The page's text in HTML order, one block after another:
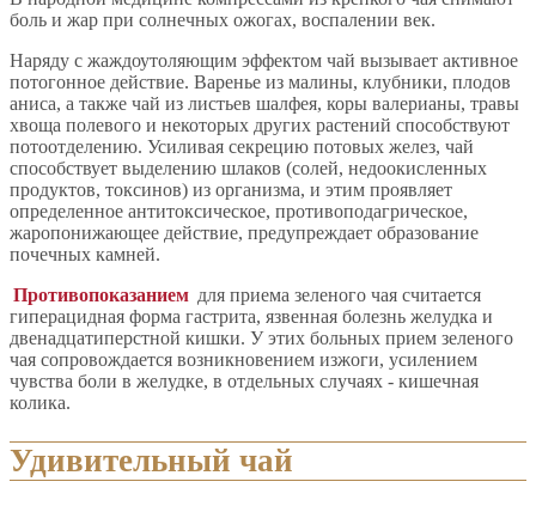
боль и жар при солнечных ожогах, воспалении век.
Наряду с жаждоутоляющим эффектом чай вызывает активное
потогонное действие. Варенье из малины, клубники, плодов
аниса, а также чай из листьев шалфея, коры валерианы, травы
хвоща полевого и некоторых других растений способствуют
потоотделению. Усиливая секрецию потовых желез, чай
способствует выделению шлаков (солей, недоокисленных
продуктов, токсинов) из организма, и этим проявляет
определенное антитоксическое, противоподагрическое,
жаропонижающее действие, предупреждает образование
почечных камней.
Противопоказанием для приема зеленого чая считается
гиперацидная форма гастрита, язвенная болезнь желудка и
двенадцатиперстной кишки. У этих больных прием зеленого
чая сопровождается возникновением изжоги, усилением
чувства боли в желудке, в отдельных случаях - кишечная
колика.
Удивительный чай